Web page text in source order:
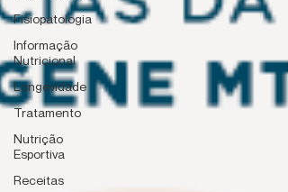
Fisiopatologia
Informação
Nutricional
Longevidade
Tratamento
Nutrição
Esportiva
Receitas